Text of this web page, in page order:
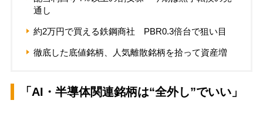
通し
約2万円で買える鉄鋼商社 PBR0.3倍台で狙い目
徹底した底値銘柄、人気離散銘柄を拾って資産増
「AI・半導体関連銘柄は“全外し”でいい」